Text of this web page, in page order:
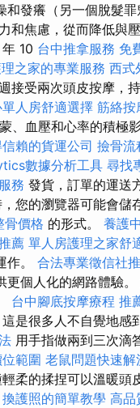
發癢（另一個脫髮罪
和焦慮，從而降低與
年 10 台中推拿服務 免
之家的專業服務 西式
接受兩次頭皮按摩，
人房舒適選擇 筋絡按
、血壓和心率的積極
賴的貨運公司 撿骨流
數據分析工具 尋找
務 發貨，訂單的運送
您的瀏覽器可能會儲
骨價格 的形式。 養護
薦 單人房護理之家舒
作。 合法專業徵信社
個人化的網路體驗
台中腳底按摩療程 推
這是很多人不自覺地感
用手指做兩到三次滴
範圍 老鼠問題快速解
柔的揉捏可以溫暖頭
換護照的簡單教學 高品